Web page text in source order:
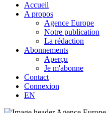
Accueil
A propos
Agence Europe
Notre publication
La rédaction
Abonnements
Aperçu
Je m'abonne
Contact
Connexion
EN